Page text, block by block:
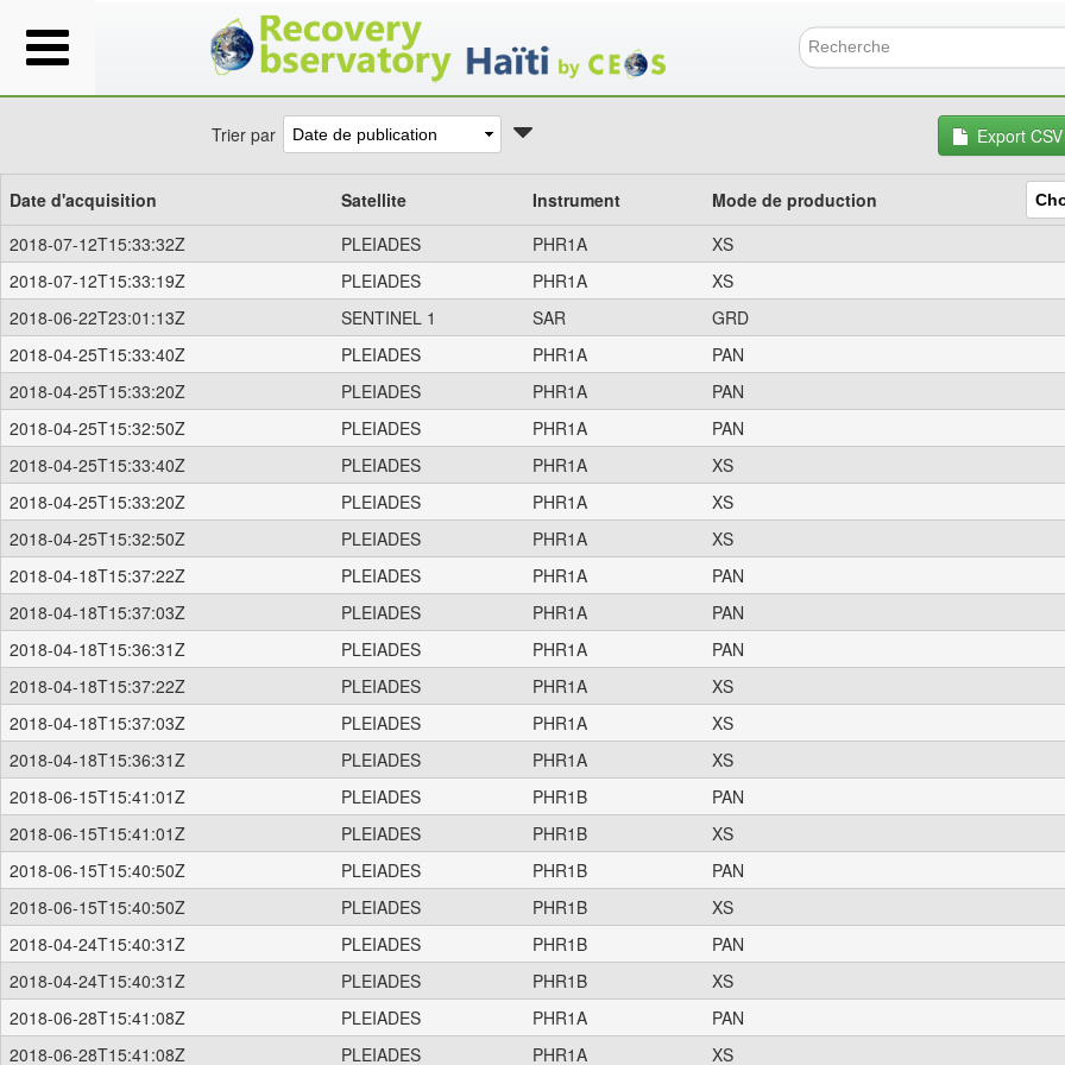
Trier par Export CSV
Date d'acquisition Satellite Instrument Mode de production
2018-07-12T15:33:32Z
PLEIADES PHR1A
XS
2018-07-12T15:33:19Z
PLEIADES PHR1A
XS
2018-06-22T23:01:13Z
SENTINEL 1 SAR
GRD
2018-04-25T15:33:40Z
PLEIADES PHR1A
PAN
2018-04-25T15:33:20Z
PLEIADES PHR1A
PAN
2018-04-25T15:32:50Z
PLEIADES PHR1A
PAN
2018-04-25T15:33:40Z
PLEIADES PHR1A
XS
2018-04-25T15:33:20Z
PLEIADES PHR1A
XS
2018-04-25T15:32:50Z
PLEIADES PHR1A
XS
2018-04-18T15:37:22Z
PLEIADES PHR1A
PAN
2018-04-18T15:37:03Z
PLEIADES PHR1A
PAN
2018-04-18T15:36:31Z
PLEIADES PHR1A
PAN
2018-04-18T15:37:22Z
PLEIADES PHR1A
XS
2018-04-18T15:37:03Z
PLEIADES PHR1A
XS
2018-04-18T15:36:31Z
PLEIADES PHR1A
XS
2018-06-15T15:41:01Z
PLEIADES PHR1B
PAN
2018-06-15T15:41:01Z
PLEIADES PHR1B
XS
2018-06-15T15:40:50Z
PLEIADES PHR1B
PAN
2018-06-15T15:40:50Z
PLEIADES PHR1B
XS
2018-04-24T15:40:31Z
PLEIADES PHR1B
PAN
2018-04-24T15:40:31Z
PLEIADES PHR1B
XS
2018-06-28T15:41:08Z
PLEIADES PHR1A
PAN
2018-06-28T15:41:08Z
PLEIADES PHR1A XS